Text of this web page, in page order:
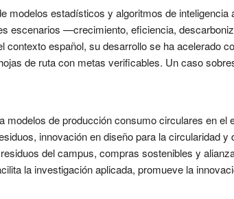
modelos estadísticos y algoritmos de inteligencia
escenarios —crecimiento, eficiencia,
español, su desarrollo se ha acelerado
de ruta con metas verificables. Un caso
de producción consumo circulares en el
innovación en diseño para la circularidad y
del campus, compras sostenibles y
la investigación aplicada, promueve la